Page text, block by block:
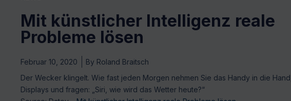
Mit künstlicher Intelligenz reale
Probleme lösen
Februar 10, 2020 By Roland Braitsch
Der Wecker klingelt. Wie fast jeden Morgen nehmen Sie das Handy in die
Displays und fragen: „Siri, wie wird das Wetter heute?“